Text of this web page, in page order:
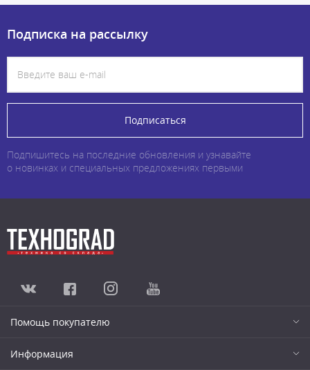
Подписка на рассылку
Подписаться
Подпишитесь на последние обновления и узнавайте
о новинках и специальных предложениях первыми
Помощь покупателю
Информация